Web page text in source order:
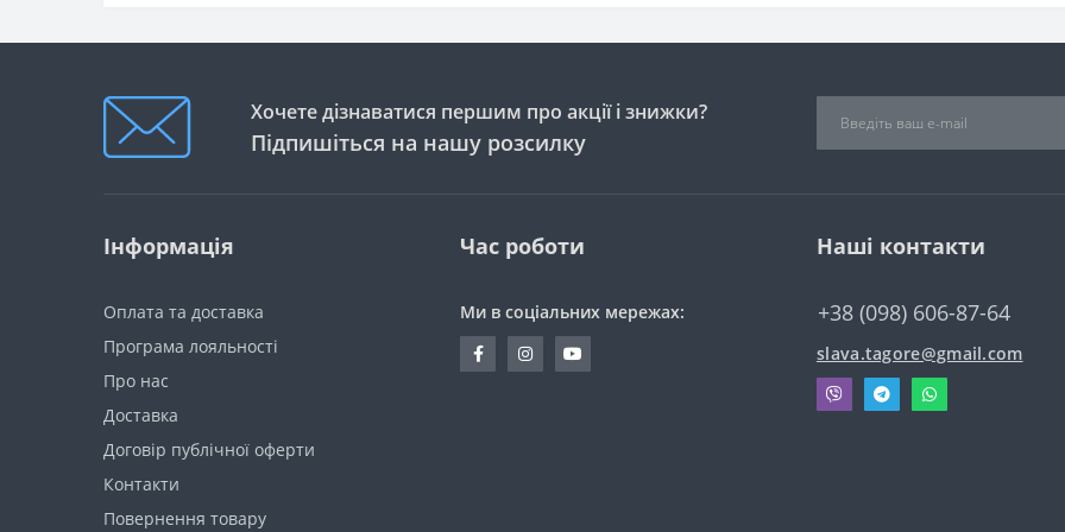
Хочете дізнаватися першим про акції і знижки?
Підпишіться на нашу розсилку
Інформація
Оплата та доставка
Програма лояльності
Про нас
Доставка
Договір публічної оферти
Контакти
Повернення товару
Час роботи
Ми в соціальних мережах:
Наші контакти
+38 (098) 606-87-64
slava.tagore@gmail.com